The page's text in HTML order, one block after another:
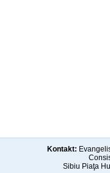
Kontakt:
Sibiu Piaţa